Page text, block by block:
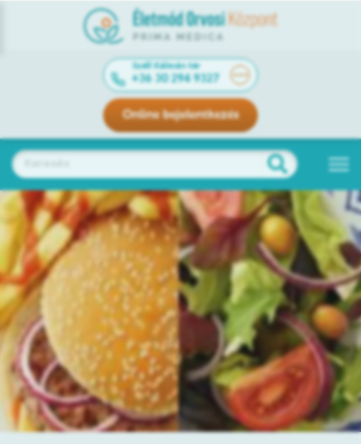
Széll Kálmán tér
+36 30 294 9327
Online bejelentkezés